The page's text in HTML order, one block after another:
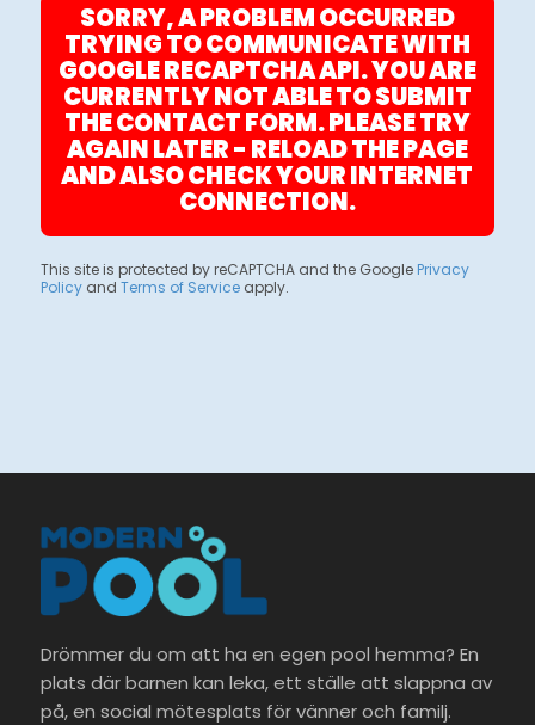
SORRY, A PROBLEM OCCURRED
TRYING TO COMMUNICATE WITH
GOOGLE RECAPTCHA API. YOU ARE
CURRENTLY NOT ABLE TO SUBMIT
THE CONTACT FORM. PLEASE TRY
AGAIN LATER - RELOAD THE PAGE
AND ALSO CHECK YOUR INTERNET
CONNECTION.
This site is protected by reCAPTCHA and the Google Privacy
Policyand Terms of Serviceapply.
Drömmer du om att ha en egen pool hemma? En
plats där barnen kan leka, ett ställe att slappna av
på, en social mötesplats för vänner och familj.